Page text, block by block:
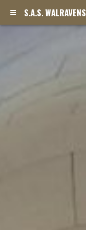
S.A.S. WALRAVENS